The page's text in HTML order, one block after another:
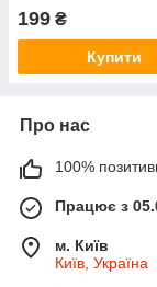
199 ₴
Купити
Про нас
100%
Працює з
м. Київ
Київ, Україна